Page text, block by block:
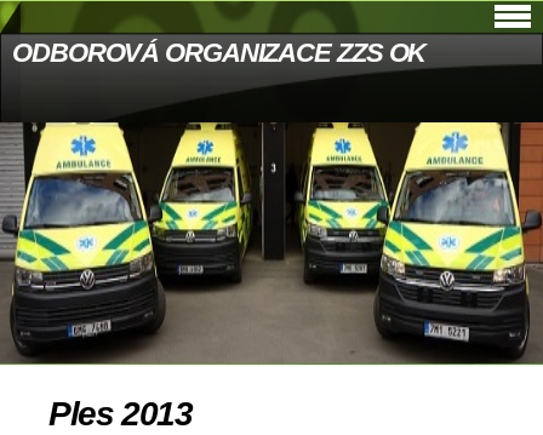
ODBOROVÁ ORGANIZACE ZZS OK
Ples 2013